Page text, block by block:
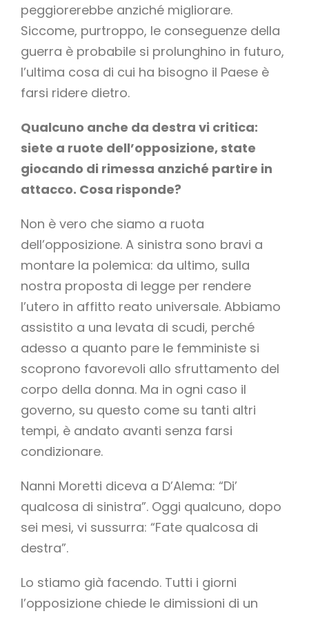
peggiorerebbe anziché migliorare.
Siccome, purtroppo, le conseguenze della
guerra è probabile si prolunghino in futuro,
l’ultima cosa di cui ha bisogno il Paese è
farsi ridere dietro.
Qualcuno anche da destra vi critica:
siete a ruote dell’opposizione, state
giocando di rimessa anziché partire in
attacco. Cosa risponde?
Non è vero che siamo a ruota
dell’opposizione. A sinistra sono bravi a
montare la polemica: da ultimo, sulla
nostra proposta di legge per rendere
l’utero in affitto reato universale. Abbiamo
assistito a una levata di scudi, perché
adesso a quanto pare le femministe si
scoprono favorevoli allo sfruttamento del
corpo della donna. Ma in ogni caso il
governo, su questo come su tanti altri
tempi, è andato avanti senza farsi
condizionare.
Nanni Moretti diceva a D’Alema: “Di’
qualcosa di sinistra”. Oggi qualcuno, dopo
sei mesi, vi sussurra: “Fate qualcosa di
destra”.
Lo stiamo già facendo. Tutti i giorni
l’opposizione chiede le dimissioni di un